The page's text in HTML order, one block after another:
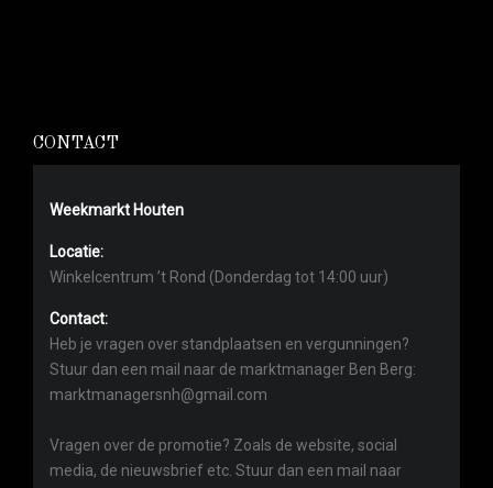
CONTACT
Weekmarkt Houten
Locatie:
Winkelcentrum ’t Rond (Donderdag tot 14:00 uur)
Contact:
Heb je vragen over standplaatsen en vergunningen?
Stuur dan een mail naar de marktmanager Ben Berg:
marktmanagersnh@gmail.com
Vragen over de promotie? Zoals de website, social
media, de nieuwsbrief etc. Stuur dan een mail naar